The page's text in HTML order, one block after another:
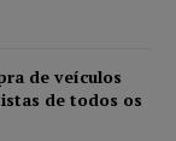
de veículos
de todos os